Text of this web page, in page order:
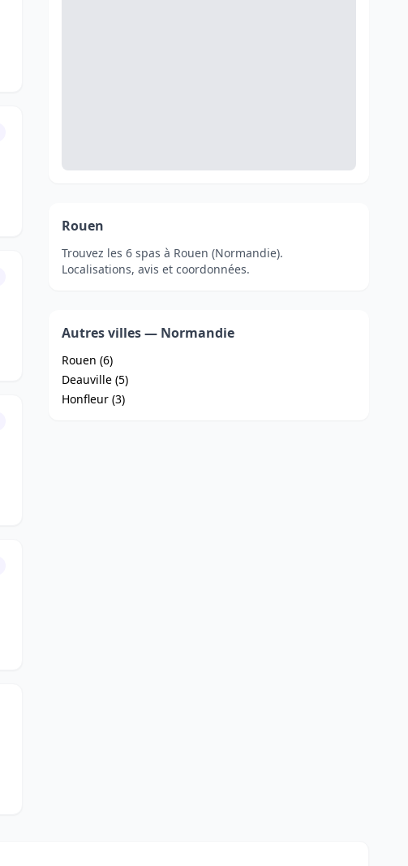
Rouen
Trouvez les 6 spas à Rouen (Normandie).
Localisations, avis et coordonnées.
Autres villes — Normandie
Rouen (6)
Deauville (5)
Honfleur (3)